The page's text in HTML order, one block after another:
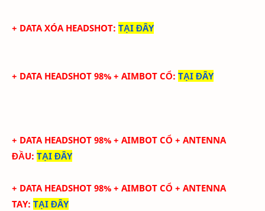
+ DATA XÓA HEADSHOT: TẠI ĐÂY
+ DATA HEADSHOT 98% + AIMBOT CỔ: TẠI ĐÂY
+ DATA HEADSHOT 98% + AIMBOT CỔ + ANTENNA
ĐẦU: TẠI ĐÂY
+ DATA HEADSHOT 98% + AIMBOT CỔ + ANTENNA
TAY: TẠI ĐÂY